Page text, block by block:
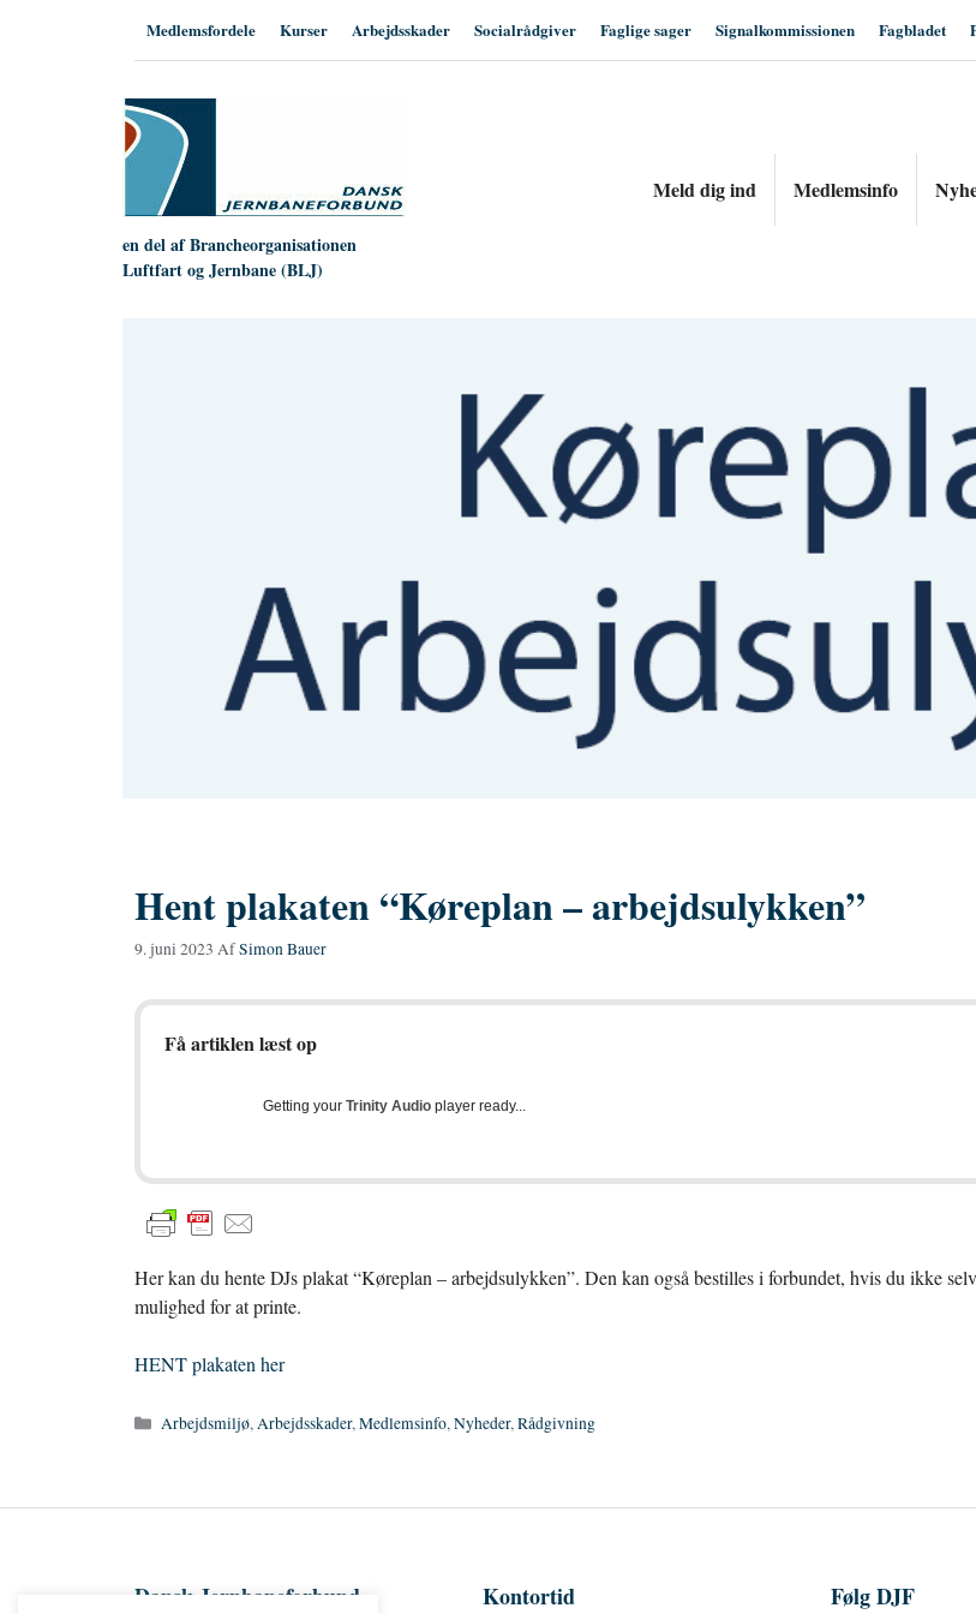
Medlemsfordele Kurser Arbejdsskader Socialrådgiver Faglige sager Signalkommissionen Fagbladet
en del af Brancheorganisationen
Luftfart og Jernbane (BLJ)
Meld dig ind Medlemsinfo
Hent plakaten “Køreplan – arbejdsulykken”
9. juni 2023 AfSimon Bauer
Få artiklen læst op
Getting your Trinity Audio player ready...
Her kan du hente DJs plakat “Køreplan – arbejdsulykken”. Den kan også bestilles i forbundet, hvis du ikke
mulighed for at printe.
HENT plakaten her
Kategorier
Arbejdsmiljø,Arbejdsskader,Medlemsinfo,Nyheder,Rådgivning
Dansk Jernbaneforbund Kontortid Følg DJF